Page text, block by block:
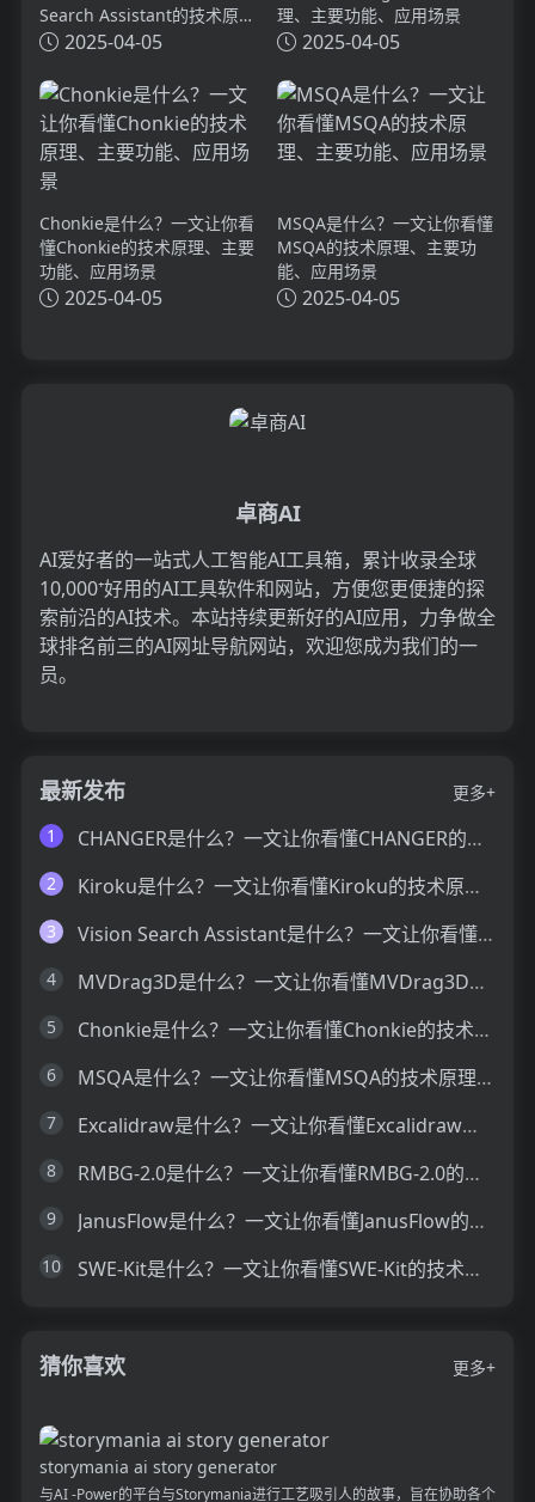
Search Assistant的技术原
理、主要功能、应用场景
2025-04-05
理、主要功能、应用场景
2025-04-05
Chonkie是什么？一文让你看
懂Chonkie的技术原理、主要
功能、应用场景
2025-04-05
MSQA是什么？一文让你看懂
MSQA的技术原理、主要功
能、应用场景
2025-04-05
卓商AI
AI爱好者的一站式人工智能AI工具箱，累计收录全球
10,000⁺好用的AI工具软件和网站，方便您更便捷的探
索前沿的AI技术。本站持续更新好的AI应用，力争做全
球排名前三的AI网址导航网站，欢迎您成为我们的一
员。
最新发布
更多+
1
CHANGER是什么？一文让你看懂CHANGER的技术原理、主要功能、应用场景
2 Kiroku是什么？一文让你看懂Kiroku的技术原理、主要功能、应用场景
3 Vision Search Assistant是什么？一文让你看懂Vision Search Assistant的技术原理、主要功能、应用场景
4 MVDrag3D是什么？一文让你看懂MVDrag3D的技术原理、主要功能、应用场景
5 Chonkie是什么？一文让你看懂Chonkie的技术原理、主要功能、应用场景
6 MSQA是什么？一文让你看懂MSQA的技术原理、主要功能、应用场景
7 Excalidraw是什么？一文让你看懂Excalidraw的技术原理、主要功能、应用场景
8 RMBG-2.0是什么？一文让你看懂RMBG-2.0的技术原理、主要功能、应用场景
9 JanusFlow是什么？一文让你看懂JanusFlow的技术原理、主要功能、应用场景
10 SWE-Kit是什么？一文让你看懂SWE-Kit的技术原理、主要功能、应用场景
猜你喜欢 更多+
storymania ai story generator
与AI -Power的平台与Storymania进行工艺吸引人的故事，旨在协助各个